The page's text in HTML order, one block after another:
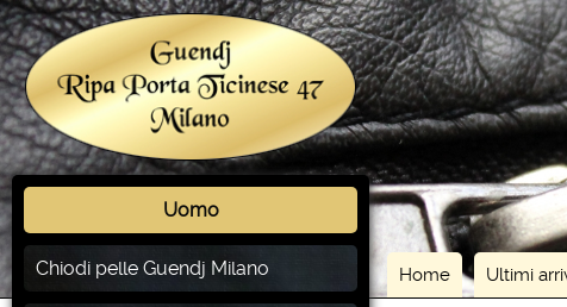
Home Ultimi
Uomo
Chiodi pelle Guendj Milano